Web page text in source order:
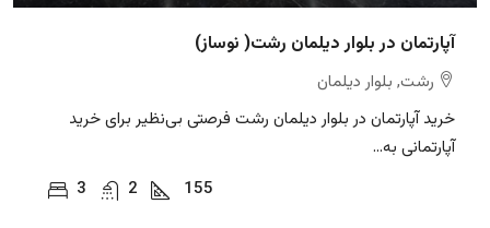
آپارتمان در بلوار دیلمان رشت( نوساز)
رشت, بلوار دیلمان
خرید آپارتمان در بلوار دیلمان رشت فرصتی بی‌نظیر برای خرید
آپارتمانی به...
3
2 155